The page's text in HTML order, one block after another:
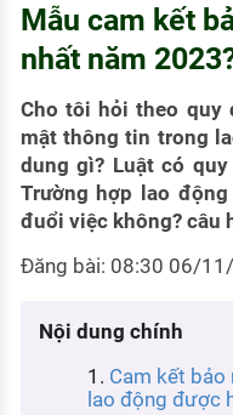
Việc làm lương cao
CÔNG TY
Danh sách nhà tuyển
Nhà tuyển dụng
Tạo CV trực tuyến
Mẫu CV đơn giản
Mẫu CV hiện đại
Tính trợ cấp thất
PHÁP LUẬT LAO ĐỘNG
Lao động và tiền lương
Bảo hiểm và phúc lợi
Thuế thu nhập
Hồ sơ biểu mẫu
KHÁM PHÁ NGHỀ
Tử vi nghề nghiệp
Mẫu cam kết
nhất năm
Cho tôi hỏi theo quy
mật thông tin trong
dung gì? Luật có
Trường hợp lao
đuổi việc không? câu
Đăng bài: 08:30 06/
Nội dung chính
Cam kết
lao động được